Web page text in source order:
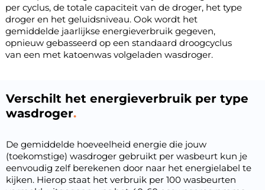
per cyclus, de totale capaciteit van de droger, het type
droger en het geluidsniveau. Ook wordt het
gemiddelde jaarlijkse energieverbruik gegeven,
opnieuw gebasseerd op een standaard droogcyclus
van een met katoenwas volgeladen wasdroger.
Verschilt het energieverbruik per type
wasdroger
De gemiddelde hoeveelheid energie die jouw
(toekomstige) wasdroger gebruikt per wasbeurt kun je
eenvoudig zelf berekenen door naar het energielabel te
kijken. Hierop staat het verbruik per 100 wasbeurten